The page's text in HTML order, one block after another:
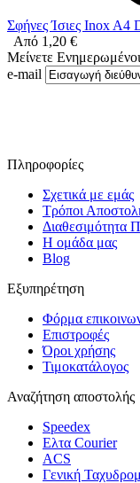
Σφήνες Ίσιες Inox A4
Από 1,20 €
Μείνετε Ενημερωμένοι
e-mail
Πληροφορίες
Σχετικά με εμάς
Τρόποι
Διαθεσιμότητα
Η ομάδα μας
Blog
Εξυπηρέτηση
Φόρμα
Επιστροφές
Όροι χρήσης
Τιμοκατάλογος
Αναζήτηση αποστολής
Speedex
Ελτα Courier
ACS
Γενική